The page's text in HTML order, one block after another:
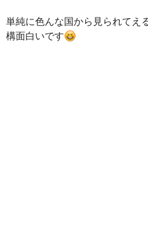
単純に色んな国から見られてえ
構面白いです